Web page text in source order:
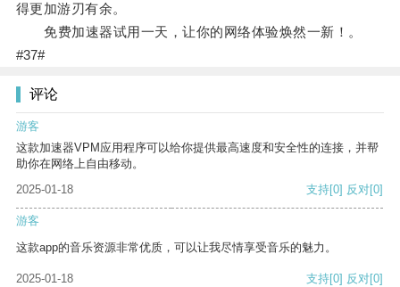
得更加游刃有余。
免费加速器试用一天，让你的网络体验焕然一新！。
#37#
评论
游客
这款加速器VPM应用程序可以给你提供最高速度和安全性的连接，并帮
助你在网络上自由移动。
2025-01-18
支持[0] 反对[0]
游客
这款app的音乐资源非常优质，可以让我尽情享受音乐的魅力。
2025-01-18 支持[0] 反对[0]